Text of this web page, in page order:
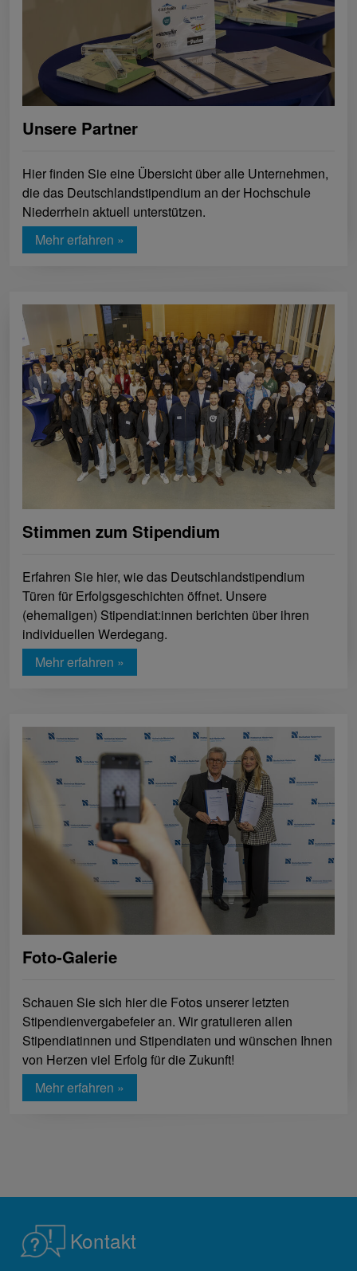
Unsere Partner
Hier finden Sie eine Übersicht über alle Unternehmen,
die das Deutschlandstipendium an der Hochschule
Niederrhein aktuell unterstützen.
Mehr erfahren »
Stimmen zum Stipendium
Erfahren Sie hier, wie das Deutschlandstipendium
Türen für Erfolgsgeschichten öffnet. Unsere
(ehemaligen) Stipendiat:innen berichten über ihren
individuellen Werdegang.
Mehr erfahren »
Foto-Galerie
Schauen Sie sich hier die Fotos unserer letzten
Stipendienvergabefeier an. Wir gratulieren allen
Stipendiatinnen und Stipendiaten und wünschen Ihnen
von Herzen viel Erfolg für die Zukunft!
Mehr erfahren »
Kontakt